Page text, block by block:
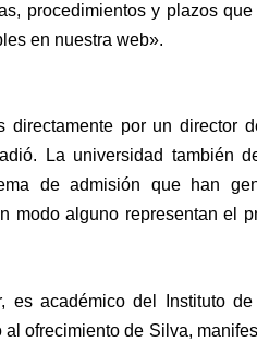
procedimientos y plazos
en nuestra web».
por un director
La universidad también
de admisión que han
modo alguno representan el
es académico del Instituto
ofrecimiento de Silva,